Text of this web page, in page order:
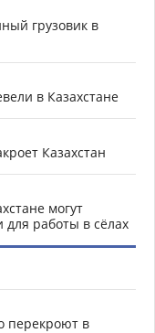
грузовик в
в Казахстане
Казахстан
могут
работы в сёлах
перекроют в